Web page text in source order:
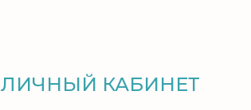
ЛИЧНЫЙ КАБИНЕТ